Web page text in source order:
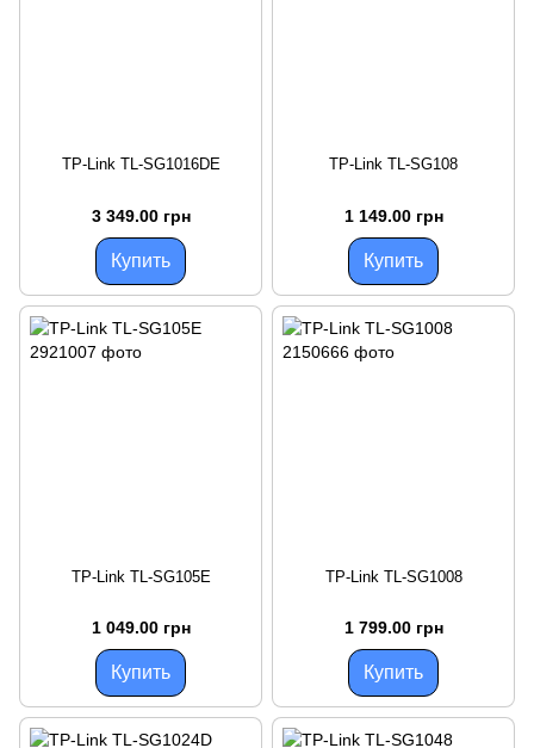
TP-Link TL-SG1016DE
3 349.00 грн
Купить
TP-Link TL-SG108
1 149.00 грн
Купить
TP-Link TL-SG105E
1 049.00 грн
Купить
TP-Link TL-SG1008
1 799.00 грн
Купить